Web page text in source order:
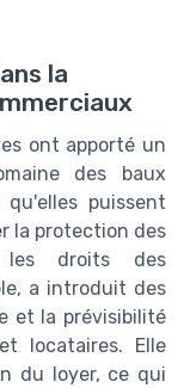
la
ont apporté un
des baux
puissent
la protection des
les droits des
a introduit des
et la prévisibilité
locataires. Elle
du loyer, ce qui